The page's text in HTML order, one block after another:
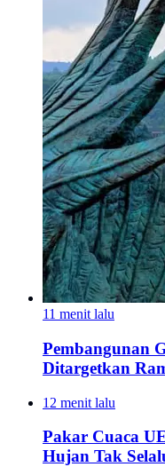
11 menit lalu
Pembangunan
Ditargetkan
12 menit lalu
Pakar Cuaca
Hujan Tak